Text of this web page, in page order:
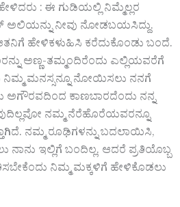
: ಈ ಗುಡಿಯಲ್ಲಿ ನಿಮ್ಮೆಲ್ಲರ
ಅಲಿಯನ್ನು ನೀವು ನೋಡಬಯಸಿದ್ದು.
ಹೇಳಿಕಳುಹಿಸಿ ಕರೆದುಕೊಂಡು ಬಂದೆ.
ಅಣ್ಣ-ತಮ್ಮಂದಿರೆಂದು ಎಲ್ಲಿಯವರೆಗೆ
ನಿಮ್ಮ ಮನಸ್ಸನ್ನೂ ನೋಯಿಸಲು ನನಗೆ
ಅಗೌರವದಿಂದ ಕಾಣಬಾರದೆಂದು ನನ್ನ
ನಮ್ಮ ನೆರೆಹೊರೆಯವರನ್ನೂ
ನಮ್ಮ ರೂಢಿಗಳನ್ನು ಬದಲಾಯಿಸಿ,
ಇಲ್ಲಿಗೆ ಬಂದಿಲ್ಲ. ಆದರೆ ಪ್ರತಿಯೊಬ್ಬ
ನಿಮ್ಮ ಮಕ್ಕಳಿಗೆ ಹೇಳಿಕೊಡಲು